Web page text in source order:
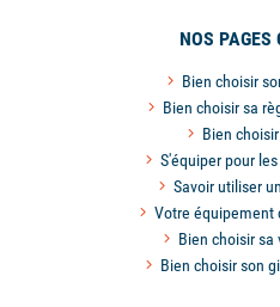
NOS PAGES
Bien choisir
Bien choisir sa
Bien
S'équiper pour
Savoir utiliser
Votre équipement
Bien choisir
Bien choisir son